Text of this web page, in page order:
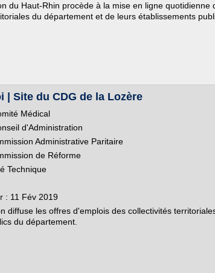
du Haut-Rhin procède à la mise en ligne quotidienne
du département et de leurs établissements
| Site du CDG de la Lozère
Médical
d'Administration
Administrative Paritaire
de Réforme
Technique
: 11 Fév 2019
diffuse les offres d'emplois des collectivités
du département.